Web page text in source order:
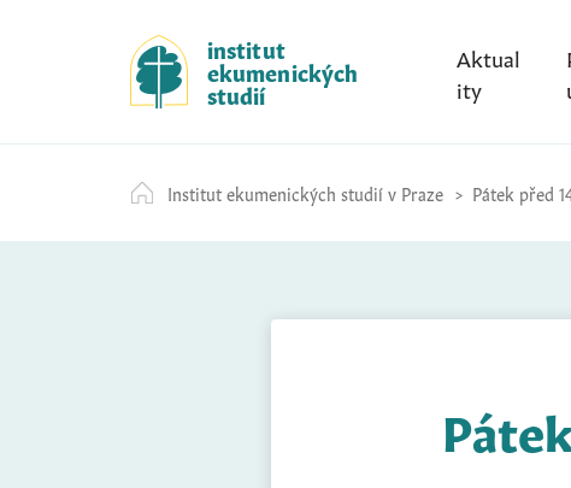
k
i
p
t
c
o
institut
ekumenických
studií
Aktual
ity
Institut ekumenických studií v Praze Pátek před